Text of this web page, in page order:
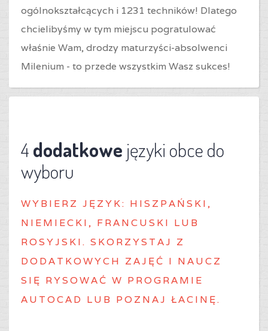
ogólnokształcących i 1231 techników! Dlatego
chcielibyśmy w tym miejscu pogratulować
właśnie Wam, drodzy maturzyści-absolwenci
Milenium - to przede wszystkim Wasz sukces!
4dodatkowe języki obce do
wyboru
WYBIERZ J ĘZYK: HISZPAŃSKI,
NIEMIECKI, FRANCUSKI LUB
ROSYJSKI. SKORZYSTAJ Z
DODATKOWYCH ZAJĘĆ I NAUCZ
SIĘ RYSOWAĆ W PROGRAMIE
AUTOCAD LUB POZNAJ ŁACINĘ.